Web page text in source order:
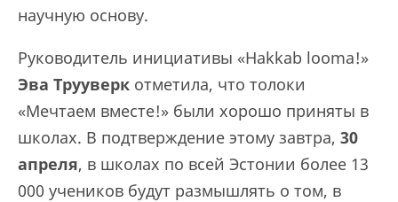
научную основу.
Руководитель инициативы «Hakkab looma!»
Эва Трууверк отметила, что толоки
«Мечтаем вместе!» были хорошо приняты в
школах. В подтверждение этому завтра, 30
апреля, в школах по всей Эстонии более 13
000 учеников будут размышлять о том, в